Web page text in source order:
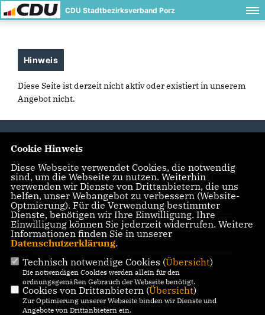
CDU Stadtbezirksverband Porz
Hinweis
Diese Seite ist derzeit nicht aktiv oder existiert in unserem
Angebot nicht.
IMPRESSUM DATENSCHUTZ KONTAKT
CDU Köln
Junge Union Köln
CDU NRW
CDU Deutschlands
Cookie Hinweis
Diese Webseite verwendet Cookies, die notwendig
sind, um die Webseite zu nutzen. Weiterhin
verwenden wir Dienste von Drittanbietern, die uns
helfen, unser Webangebot zu verbessern (Website-
Optmierung). Für die Verwendung bestimmter
Dienste, benötigen wir Ihre Einwilligung. Ihre
Einwilligung können Sie jederzeit widerrufen. Weitere
Informationen finden Sie in unserer
Datenschutzerklärung.
Technisch notwendige Cookies (Übersicht)
Die notwendigen Cookies werden allein für den
ordnungsgemäßen Gebrauch der Webseite benötigt.
Cookies von Drittanbietern (Übersicht)
Zur Optimierung unserer Webseite binden wir Dienste und
Angebote von Drittanbietern ein.